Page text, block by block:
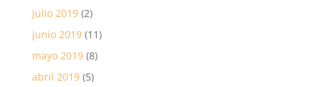
julio 2019(2)
junio 2019(11)
mayo 2019(8)
abril 2019(5)